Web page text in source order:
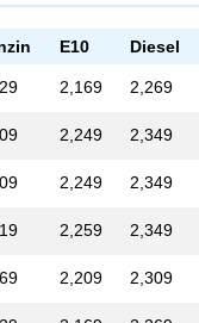
E10 Diesel
2,169 2,269
2,249 2,349
2,249 2,349
2,259 2,349
2,209 2,309